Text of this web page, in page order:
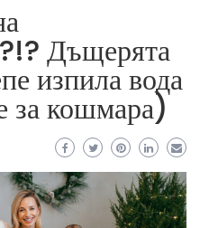
Дъщерята
изпила вода
за кошмара)